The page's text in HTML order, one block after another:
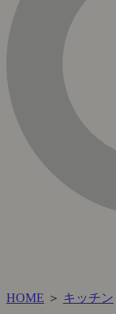
HOME ＞ キッチン